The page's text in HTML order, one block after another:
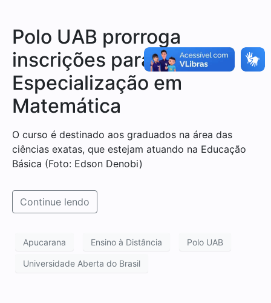
Polo UAB prorroga
inscrições para a
Especialização em
Matemática
O curso é destinado aos graduados na área das
ciências exatas, que estejam atuando na Educação
Básica (Foto: Edson Denobi)
Continue lendo
Apucarana Ensino à Distância Polo UAB
Universidade Aberta do Brasil